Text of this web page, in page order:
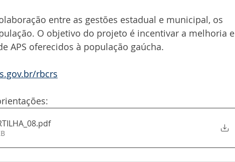
entre as gestões estadual e municipal, os
O objetivo do projeto é incentivar a melhoria e
APS oferecidos à população gaúcha.
rbcrs
.pdf